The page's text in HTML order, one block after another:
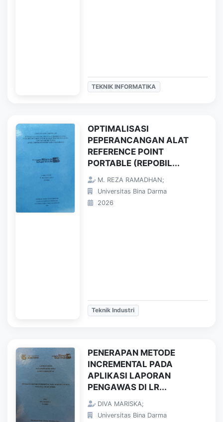
TEKNIK INFORMATIKA
OPTIMALISASI
PEPERANCANGAN ALAT
REFERENCE POINT
PORTABLE (REPOBIL...
M. REZA RAMADHAN;
Universitas Bina Darma
2026
Teknik Industri
PENERAPAN METODE
INCREMENTAL PADA
APLIKASI LAPORAN
PENGAWAS DI LR...
DIVA MARISKA;
Universitas Bina Darma